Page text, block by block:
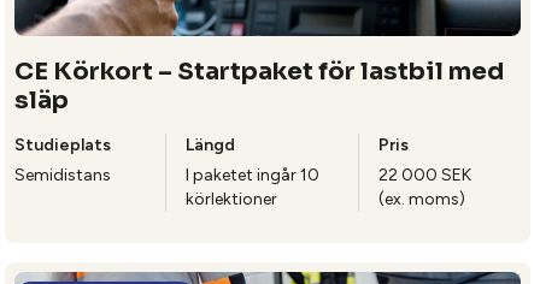
CE Körkort – Startpaket för lastbil med
släp
Studieplats
Semidistans
Längd
I paketet ingår 10
körlektioner
Pris
22 000 SEK
(ex. moms)